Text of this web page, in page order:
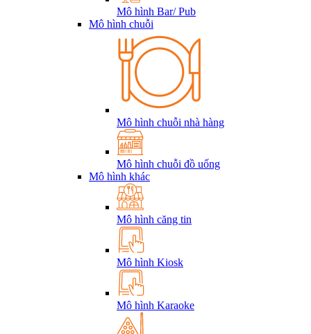
Mô hình Bar/ Pub
Mô hình chuỗi
Mô hình chuỗi nhà hàng
Mô hình chuỗi đồ uống
Mô hình khác
Mô hình căng tin
Mô hình Kiosk
Mô hình Karaoke